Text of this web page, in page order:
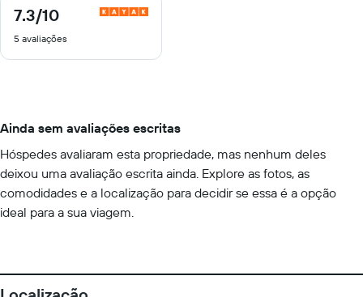
7.3/10
7.3
10
5 avaliações
Ainda sem avaliações escritas
Hóspedes avaliaram esta propriedade, mas nenhum deles
deixou uma avaliação escrita ainda. Explore as fotos, as
comodidades e a localização para decidir se essa é a opção
ideal para a sua viagem.